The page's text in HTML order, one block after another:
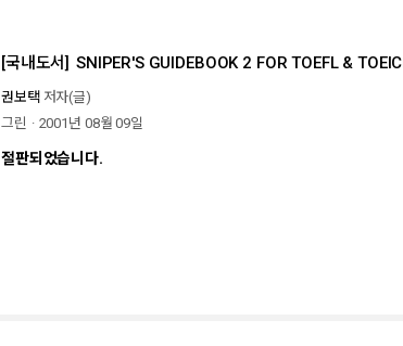
[국내도서] SNIPER'S GUIDEBOOK 2 FOR TOEFL &
권보택 저자(글)
그린
2001년 08월 09일
절판되었습니다.